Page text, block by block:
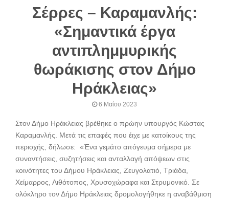
Σέρρες – Καραμανλής:
«Σημαντικά έργα
αντιπλημμυρικής
θωράκισης στον Δήμο
Ηράκλειας»
6 Μαΐου 2023
Στον Δήμο Ηράκλειας βρέθηκε ο πρώην υπουργός Κώστας
Καραμανλής. Μετά τις επαφές που έιχε με κατοίκους της
περιοχής, δήλωσε: «Ένα γεμάτο απόγευμα σήμερα με
συναντήσεις, συζητήσεις και ανταλλαγή απόψεων στις
κοινότητες του Δήμου Ηράκλειας, Ζευγολατιό, Τριάδα,
Χείμαρρος, Λιθότοπος, Χρυσοχώραφα και Στρυμονικό. Σε
ολόκληρο τον Δήμο Ηράκλειας δρομολογήθηκε η αναβάθμιση